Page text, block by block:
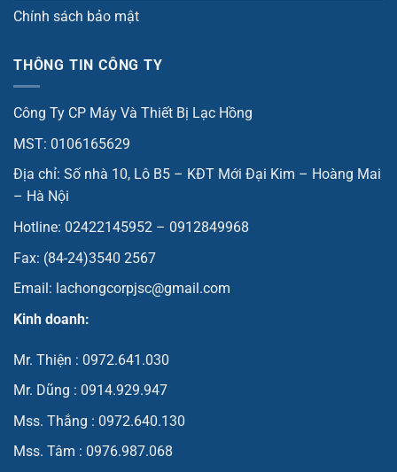
Chính sách bảo mật
THÔNG TIN CÔNG TY
Công Ty CP Máy Và Thiết Bị Lạc Hồng
MST: 0106165629
Địa chỉ: Số nhà 10, Lô B5 – KĐT Mới Đại Kim – Hoàng Mai
– Hà Nội
Hotline: 02422145952 – 0912849968
Fax: (84-24)3540 2567
Email: lachongcorpjsc@gmail.com
Kinh doanh:
Mr. Thiện : 0972.641.030
Mr. Dũng : 0914.929.947
Mss. Thắng : 0972.640.130
Mss. Tâm : 0976.987.068